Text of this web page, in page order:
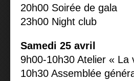
20h00 Soirée de gala
23h00 Night club
Samedi 25 avril
9h00-10h30 Atelier « La
10h30 Assemblée